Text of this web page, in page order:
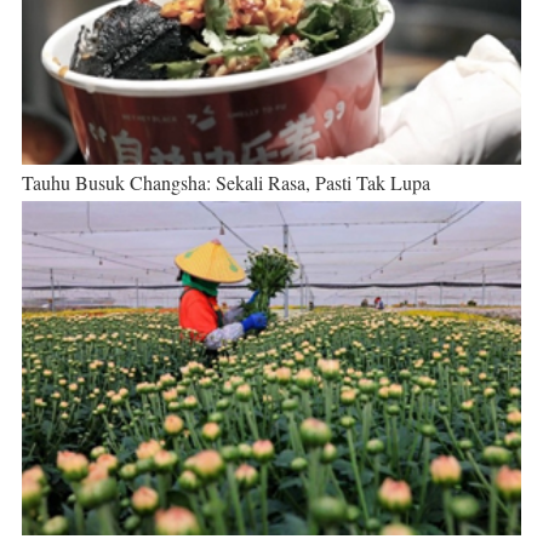
Tauhu Busuk Changsha: Sekali Rasa, Pasti Tak Lupa